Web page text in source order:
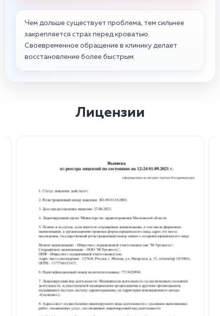
Чем дольше существует проблема, тем сильнее
закрепляется страх перед кроватью.
Своевременное обращение в клинику делает
восстановление более быстрым.
Лицензии